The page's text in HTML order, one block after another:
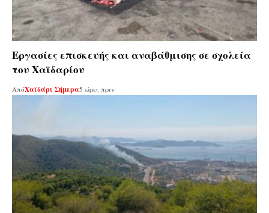
Εργασίες επισκευής και αναβάθμισης σε σχολεία
του Χαϊδαρίου
ΑπόΧαϊδάρι Σήμερα5 ώρες πριν